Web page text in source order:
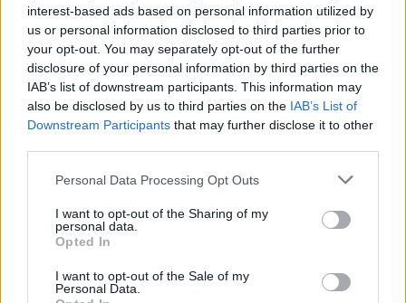
interest-based ads based on personal information utilized by
us or personal information disclosed to third parties prior to
your opt-out. You may separately opt-out of the further
disclosure of your personal information by third parties on the
IAB’s list of downstream participants. This information may
also be disclosed by us to third parties on the IAB’s List of
Downstream Participants that may further disclose it to other
Please note that this website/app uses one or more Google
not limited to your visit or usage behaviour. You may click to
grant or deny consent to Google and its third-party tags to
use your data for below specified purposes in below Google
consent section.
Personal Data Processing Opt Outs
I want to opt-out of the Sharing of my
personal data.
Opted In
I want to opt-out of the Sale of my
Personal Data.
Inviaci le tue segnalazioni,
i tuoi video e le tue foto
Su WhatsApp al numero +39
345 356 7512
Notizie in tempo reale?
Entra nel canale telegram di
GalluraOggi.it